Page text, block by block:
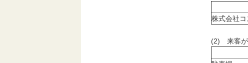
株式会社
(2) 来客が